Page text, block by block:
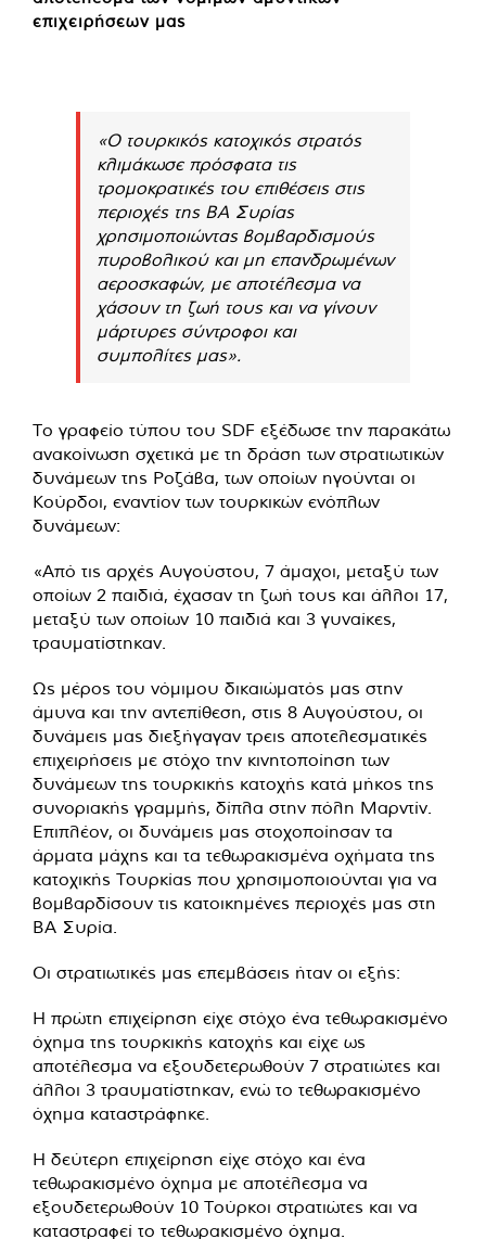
επιχειρήσεων μας
«Ο τουρκικός κατοχικός στρατός
κλιμάκωσε πρόσφατα τις
τρομοκρατικές του επιθέσεις στις
περιοχές της ΒΑ Συρίας
χρησιμοποιώντας βομβαρδισμούς
πυροβολικού και μη επανδρωμένων
αεροσκαφών, με αποτέλεσμα να
χάσουν τη ζωή τους και να γίνουν
μάρτυρες σύντροφοι και
συμπολίτες μας».
Το γραφείο τύπου του SDF εξέδωσε την παρακάτω
ανακοίνωση σχετικά με τη δράση των στρατιωτικών
δυνάμεων της Ροζάβα, των οποίων ηγούνται οι
Κούρδοι, εναντίον των τουρκικών ενόπλων
δυνάμεων:
«Από τις αρχές Αυγούστου, 7 άμαχοι, μεταξύ των
οποίων 2 παιδιά, έχασαν τη ζωή τους και άλλοι 17,
μεταξύ των οποίων 10 παιδιά και 3 γυναίκες,
τραυματίστηκαν.
Ως μέρος του νόμιμου δικαιώματός μας στην
άμυνα και την αντεπίθεση, στις 8 Αυγούστου, οι
δυνάμεις μας διεξήγαγαν τρεις αποτελεσματικές
επιχειρήσεις με στόχο την κινητοποίηση των
δυνάμεων της τουρκικής κατοχής κατά μήκος της
συνοριακής γραμμής, δίπλα στην πόλη Μαρντίν.
Επιπλέον, οι δυνάμεις μας στοχοποίησαν τα
άρματα μάχης και τα τεθωρακισμένα οχήματα της
κατοχικής Τουρκίας που χρησιμοποιούνται για να
βομβαρδίσουν τις κατοικημένες περιοχές μας στη
ΒΑ Συρία.
Οι στρατιωτικές μας επεμβάσεις ήταν οι εξής:
Η πρώτη επιχείρηση είχε στόχο ένα τεθωρακισμένο
όχημα της τουρκικής κατοχής και είχε ως
αποτέλεσμα να εξουδετερωθούν 7 στρατιώτες και
άλλοι 3 τραυματίστηκαν, ενώ το τεθωρακισμένο
όχημα καταστράφηκε.
Η δεύτερη επιχείρηση είχε στόχο και ένα
τεθωρακισμένο όχημα με αποτέλεσμα να
εξουδετερωθούν 10 Τούρκοι στρατιώτες και να
καταστραφεί το τεθωρακισμένο όχημα.